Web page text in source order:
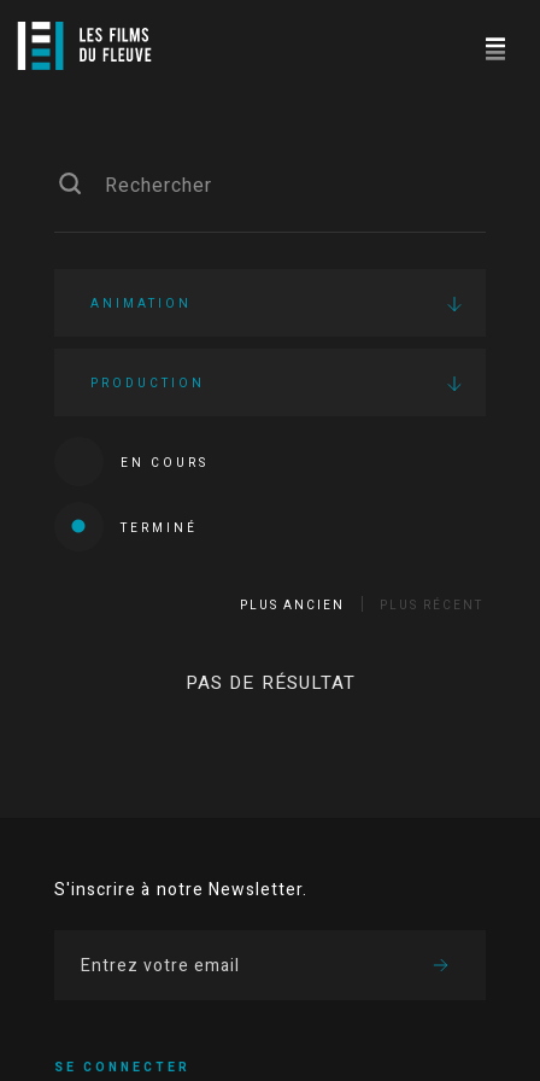
ANIMATION
PRODUCTION
EN COURS
TERMINÉ
PLUS ANCIEN PLUS RÉCENT
PAS DE RÉSULTAT
S'inscrire à notre Newsletter.
SE CONNECTER